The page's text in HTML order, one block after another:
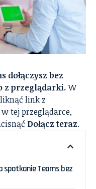
dołączysz bez
z przeglądarki.W
link z
tej przeglądarce,
Dołącz teraz.
spotkanie Teams bez